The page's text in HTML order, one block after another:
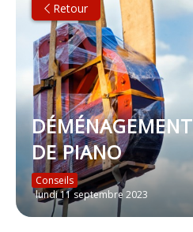
DÉMÉNAGEMENT
DE PIANO
Conseils
lundi 11 septembre 2023
Retour